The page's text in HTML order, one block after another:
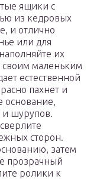
ящики с
из кедровых
и отлично
или для
их
своим маленьким
естественной
пахнет и
основание,
и шурупов.
сторон.
затем
прозрачный
ролики к